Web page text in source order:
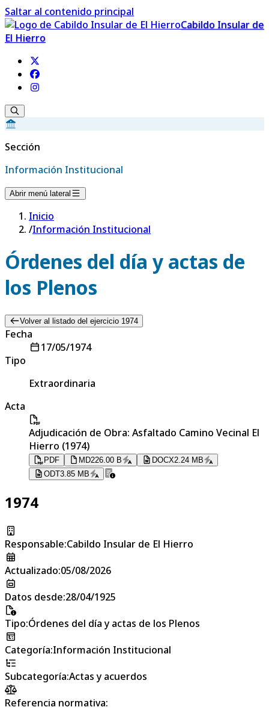
Saltar al contenido principal
Cabildo Insular de
El Hierro
Sección
Información Institucional
Abrir menú lateral
Inicio
/Información Institucional
Órdenes del día y actas de
los Plenos
Volver al listado del ejercicio 1974
Fecha
17/05/1974
Tipo
Extraordinaria
Acta
Adjudicación de Obra: Asfaltado Camino Vecinal El
Hierro (1974)
PDF MD226.00 B DOCX2.24 MB
ODT3.85 MB
1974
Responsable:Cabildo Insular de El Hierro
Actualizado:05/08/2026
Datos desde:28/04/1925
Tipo:Órdenes del día y actas de los Plenos
Categoría:Información Institucional
Subcategoría:Actas y acuerdos
Referencia normativa: